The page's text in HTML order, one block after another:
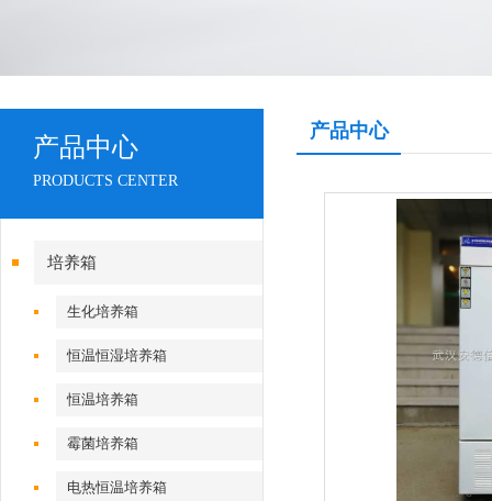
产品中心
PRODUCTS CENTER
培养箱
生化培养箱
恒温恒湿培养箱
恒温培养箱
霉菌培养箱
电热恒温培养箱
产品中心